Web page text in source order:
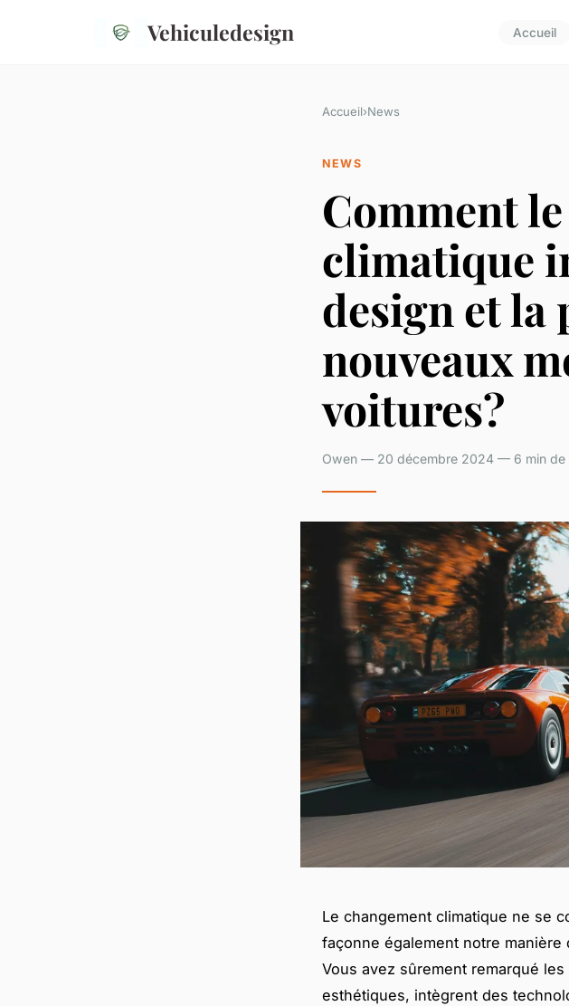
Vehiculedesign Accueil
Accueil›News
NEWS
Comment
climatique
design et la
nouveaux
voitures?
Owen — 20 décembre 2024 — 6 min de
Le changement climatique ne se
façonne également notre
Vous avez sûrement remarqué
esthétiques, intègrent des